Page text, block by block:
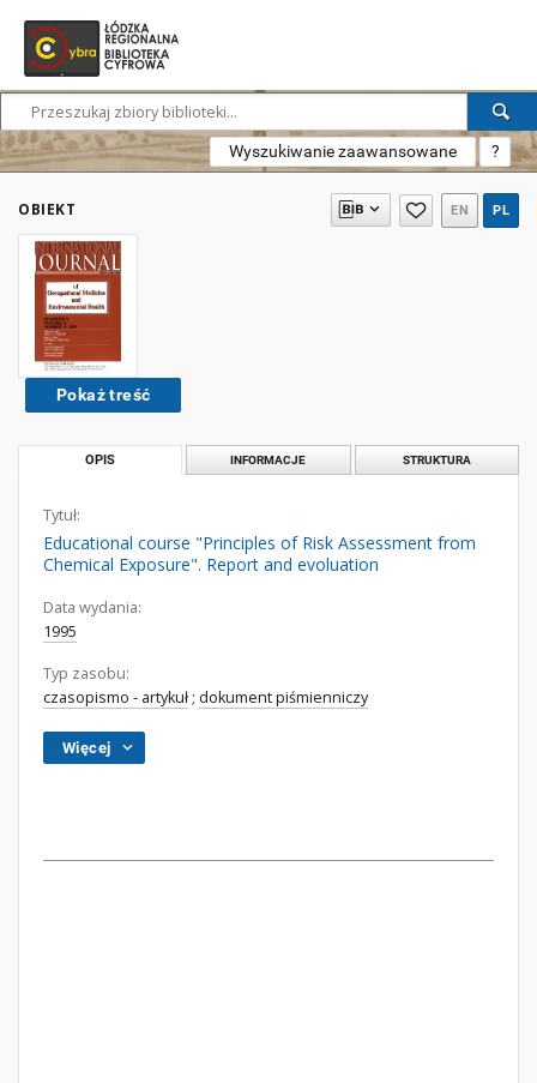
Wyszukiwanie zaawansowane ?
OBIEKT EN PL
Pokaż treść
OPIS INFORMACJE STRUKTURA
Tytuł:
Educational course "Principles of Risk Assessment from
Chemical Exposure". Report and evoluation
Data wydania:
1995
Typ zasobu:
czasopismo - artykuł ; dokument piśmienniczy
Więcej